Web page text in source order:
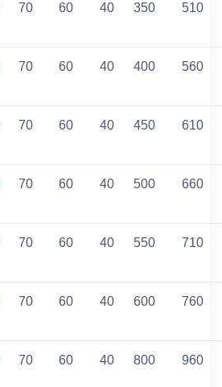
70 60 40 350 510
70 60 40 400 560
70 60 40 450 610
70 60 40 500 660
70 60 40 550 710
70 60 40 600 760
70 60 40 800 960